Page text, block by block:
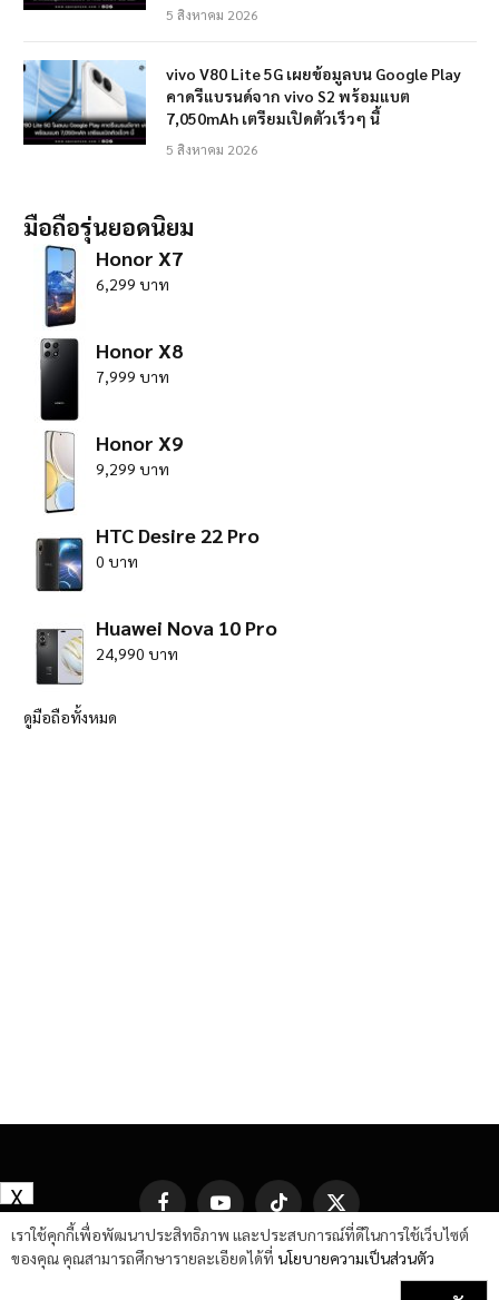
5 สิงหาคม 2026
vivo V80 Lite 5G เผยข้อมูลบน Google Play
คาดรีแบรนด์จาก vivo S2 พร้อมแบต
7,050mAh เตรียมเปิดตัวเร็วๆ นี้
5 สิงหาคม 2026
มือถือรุ่นยอดนิยม
Honor X7
6,299 บาท
Honor X8
7,999 บาท
Honor X9
9,299 บาท
HTC Desire 22 Pro
0 บาท
Huawei Nova 10 Pro
24,990 บาท
ดูมือถือทั้งหมด
FacebookYouTube TikTok
X
(Twitter)
เราใช้คุกกี้เพื่อพัฒนาประสิทธิภาพ และประสบการณ์ที่ดีในการใช้เว็บไซต์
ของคุณ คุณสามารถศึกษารายละเอียดได้ที่ นโยบายความเป็นส่วนตัว
X